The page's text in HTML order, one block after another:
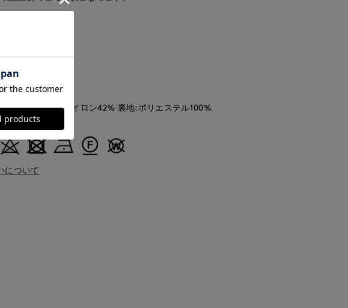
ィ
エステル58% ナイロン42% 裏地:ポリエステル100%
法
について